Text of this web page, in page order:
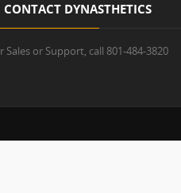
CONTACT DYNASTHETICS
Sales or Support, call 801-484-3820